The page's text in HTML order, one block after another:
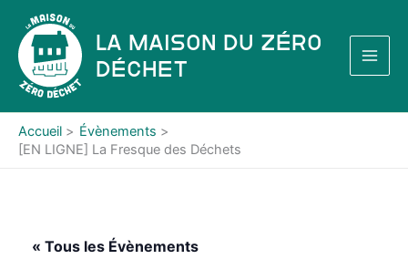
contenu
La Maison du Zéro
Déchet
Accueil
Évènements
[EN LIGNE] La Fresque des Déchets
« Tous les Évènements